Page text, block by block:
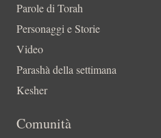
Parole di Torah
Personaggi e Storie
Video
Parashà della settimana
Kesher
Comunità